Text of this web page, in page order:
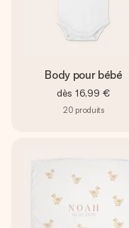
Body pour bébé
dès 16,99 €
20 produits